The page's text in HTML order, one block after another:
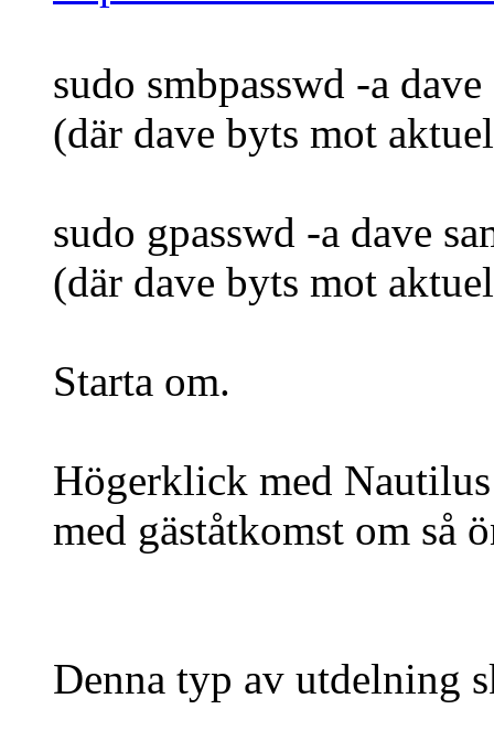
sudo smbpasswd -a dave
(där dave byts mot
sudo gpasswd -a dave
(där dave byts mot
Starta om.
Högerklick med
med gäståtkomst om så
Denna typ av utdelning